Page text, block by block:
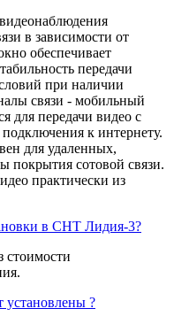
в зависимости от
обеспечивает
передачи
при наличии
связи - мобильный
для передачи видео с
к интернету.
для удаленных,
покрытия сотовой связи.
практически из
в СНТ Лидия-3?
стоимости
установлены ?